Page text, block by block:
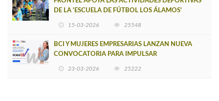
DE LA 'ESCUELA DE FÚTBOL LOS ÁLAMOS'
15-03-2026 25548
BCI Y MUJERES EMPRESARIAS LANZAN NUEVA
CONVOCATORIA PARA IMPULSAR
23-03-2026 25222